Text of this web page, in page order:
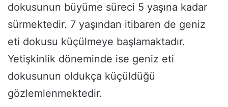
dokusunun büyüme süreci 5 yaşına kadar
sürmektedir. 7 yaşından itibaren de geniz
eti dokusu küçülmeye başlamaktadır.
Yetişkinlik döneminde ise geniz eti
dokusunun oldukça küçüldüğü
gözlemlenmektedir.